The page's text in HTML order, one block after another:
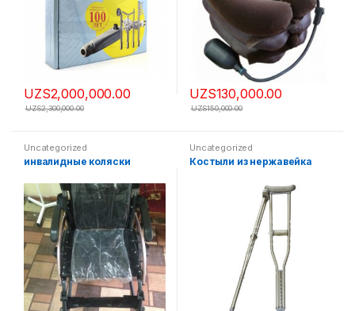
UZS2,000,000.00
UZS2,300,000.00
UZS130,000.00
UZS150,000.00
Uncategorized
инвалидные коляски
Uncategorized
Костыли из нержавейка